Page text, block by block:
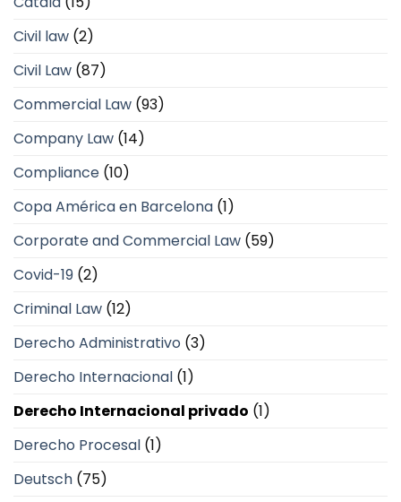
Civil law (2)
Civil Law (87)
Commercial Law (93)
Company Law (14)
Compliance (10)
Copa América en Barcelona (1)
Corporate and Commercial Law (59)
Covid-19 (2)
Criminal Law (12)
Derecho Administrativo (3)
Derecho Internacional (1)
Derecho Internacional privado (1)
Derecho Procesal (1)
Deutsch (75)